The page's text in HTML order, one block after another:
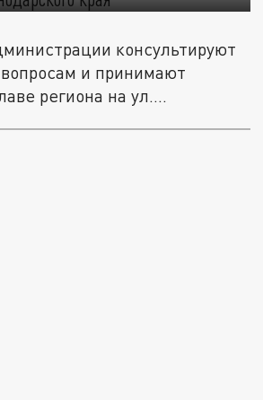
консультируют
и принимают
региона на ул....